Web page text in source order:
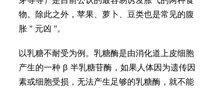
物。除此之外，苹果、萝卜、豆类也是常见的腹
胀 " 元凶 "。
以乳糖不耐受为例。乳糖酶是由消化道上皮细胞
产生的一种 β 半乳糖苷酶，如果人体因为遗传因
素或细胞受损，无法产生足够的乳糖酶，就不能